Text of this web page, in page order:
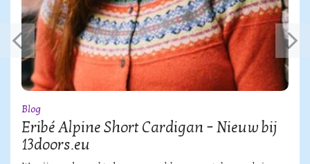
Blog
Eribé Alpine Short Cardigan – Nieuw bij
13doors.eu